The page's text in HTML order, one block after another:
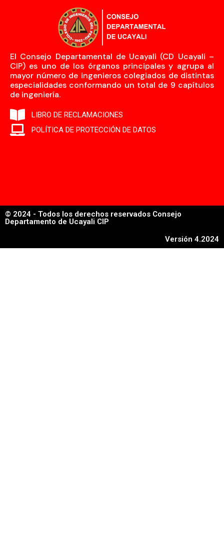
El Consejo Departamental de Ucayali (CD Ucayali –
CIP) es uno de los órganos principales y agrupa al
mayor número de ingenieros colegiados de distintas
especialidades conformando un total de 9 capítulos
de ingeniería.
LIBRO DE RECLAMACIONES
POLÍTICA DE PROTECCIÓN DE DATOS
© 2024 - Todos los derechos reservados Consejo
Departamento de Ucayali CIP
Versión 4.2024